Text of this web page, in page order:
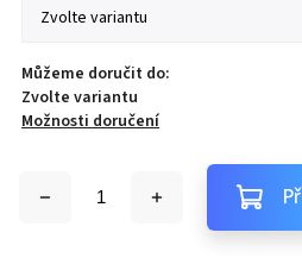
Můžeme doručit do:
Zvolte variantu
Možnosti doručení